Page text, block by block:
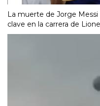
La muerte de Jorge Messi
clave en la carrera de